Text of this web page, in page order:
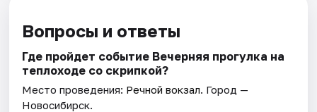
Вопросы и ответы
Где пройдет событие Вечерняя прогулка на
теплоходе со скрипкой?
Место проведения: Речной вокзал. Город —
Новосибирск.